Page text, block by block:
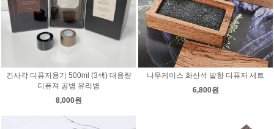
긴사각 디퓨저용기 500ml (3색) 대용량
디퓨져 공병 유리병
8,000원
나무케이스 화산석 발향 디퓨저 세트
6,800원